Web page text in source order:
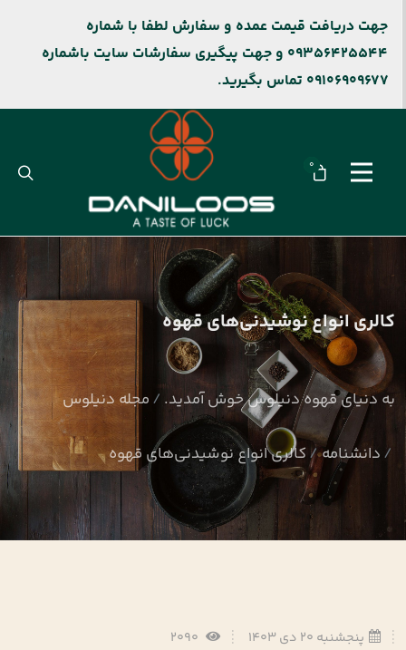
جهت دریافت قیمت عمده و سفارش لطفا با شماره
09356425544 و جهت پیگیری سفارشات سایت باشماره
09106909677 تماس بگیرید.
0
کالری انواع نوشیدنی‌های قهوه
به دنیای قهوه دنیلوس خوش آمدید. مجله دنیلوس
دانشنامه کالری انواع نوشیدنی‌های قهوه
پنجشنبه 20 دی 1403